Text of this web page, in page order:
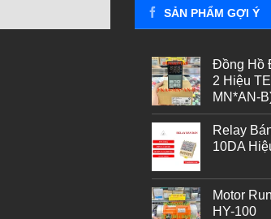
SẢN PHẨM GỢI Ý
Đồng Hồ
2 Hiệu
MN*AN-
Relay
10DA
Motor
HY-100